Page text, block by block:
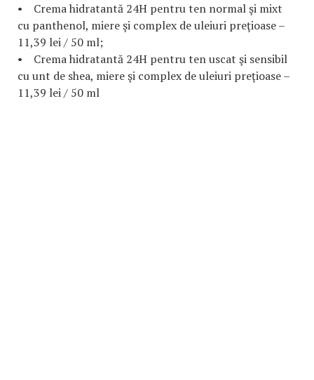
• Crema hidratantă 24H pentru ten normal şi mixt
cu panthenol, miere şi complex de uleiuri preţioase –
11,39 lei / 50 ml;
• Crema hidratantă 24H pentru ten uscat şi sensibil
cu unt de shea, miere şi complex de uleiuri preţioase –
11,39 lei / 50 ml